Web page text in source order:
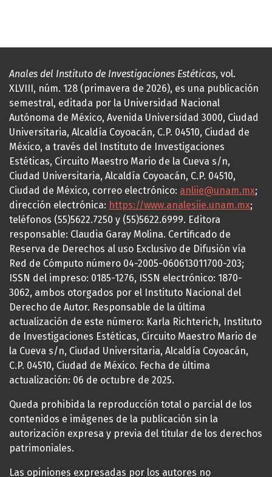
Anales del Instituto de Investigaciones Estéticas, vol.
XLVIII, núm. 128 (primavera de 2026), es una publicación
semestral, editada por la Universidad Nacional
Autónoma de México, Avenida Universidad 3000, Ciudad
Universitaria, Alcaldía Coyoacán, C.P. 04510, Ciudad de
México, a través del Instituto de Investigaciones
Estéticas, Circuito Maestro Mario de la Cueva s/n,
Ciudad Universitaria, Alcaldía Coyoacán, C.P. 04510,
Ciudad de México, correo electrónico: anliie@unam.mx;
dirección electrónica: https://www.analesiie.unam.mx;
teléfonos (55)5622.7250 y (55)5622.6999. Editora
responsable: Claudia Garay Molina. Certificado de
Reserva de Derechos al uso Exclusivo de Difusión vía
Red de Cómputo número 04-2005-060613011700-203;
ISSN del impreso: 0185-1276, ISSN electrónico: 1870-
3062, ambos otorgados por el Instituto Nacional del
Derecho de Autor. Responsable de la última
actualización de este número: Karla Richterich, Instituto
de Investigaciones Estéticas, Circuito Maestro Mario de
la Cueva s/n, Ciudad Universitaria, Alcaldía Coyoacán,
C.P. 04510, Ciudad de México. Fecha de última
actualización: 06 de octubre de 2025.
Queda prohibida la reproducción total o parcial de los
contenidos e imágenes de la publicación sin la
autorización expresa y previa del titular de los derechos
patrimoniales.
Las opiniones expresadas por los autores no